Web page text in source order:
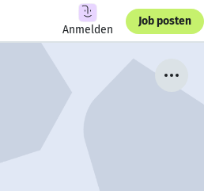
Anmelden
Job posten